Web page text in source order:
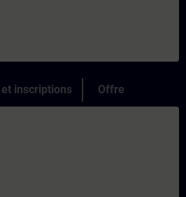
et inscriptions Offre